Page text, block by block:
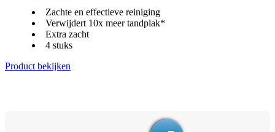
Zachte en effectieve reiniging
Verwijdert 10x meer tandplak*
Extra zacht
4 stuks
Product bekijken